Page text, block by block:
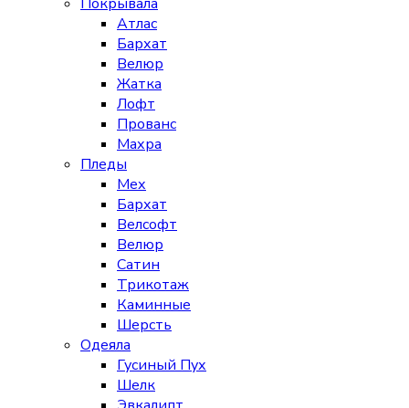
Атлас
Бархат
Велюр
Жатка
Лофт
Прованс
Махра
Пледы
Мех
Бархат
Велсофт
Велюр
Сатин
Трикотаж
Каминные
Шерсть
Одеяла
Гусиный Пух
Шелк